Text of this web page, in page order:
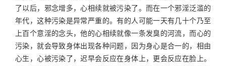
了以后，邪念增多，心相续就被污染了。而在一个邪淫泛滥的
年代，这种污染是异常严重的。有的人可能一天有几十个乃至
上百个意淫的念头，他的心相续就像一条发臭的河流，而心的
污染，就会导致身体出现各种问题，因为身心是合一的，相由
心生，心被污染了，迟早会反应在身体上，更会反应在脸上。